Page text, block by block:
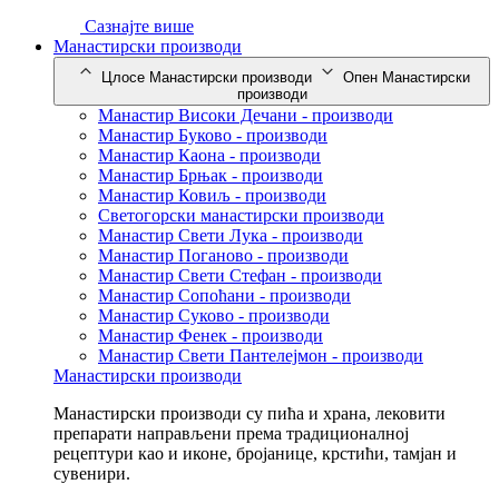
Сазнајте више
Манастирски производи
Цлосе Манастирски производи
Опен Манастирски
производи
Манастир Високи Дечани - производи
Манастир Буково - производи
Манастир Каона - производи
Манастир Брњак - производи
Манастир Ковиљ - производи
Светогорски манастирски производи
Манастир Свети Лука - производи
Манастир Поганово - производи
Манастир Свети Стефан - производи
Манастир Сопоћани - производи
Манастир Суково - производи
Манастир Фенек - производи
Манастир Свети Пантелејмон - производи
Манастирски производи
Манастирски производи су пића и храна, лековити
препарати направљени према традиционалној
рецептури као и иконе, бројанице, крстићи, тамјан и
сувенири.